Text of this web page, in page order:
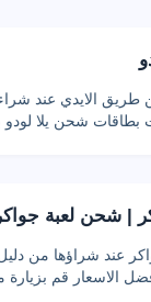
الايدي عند
شحن يلا لودو
| شحن لعبة جواكر
عند شراؤها من
الاسعار قم بزيارة